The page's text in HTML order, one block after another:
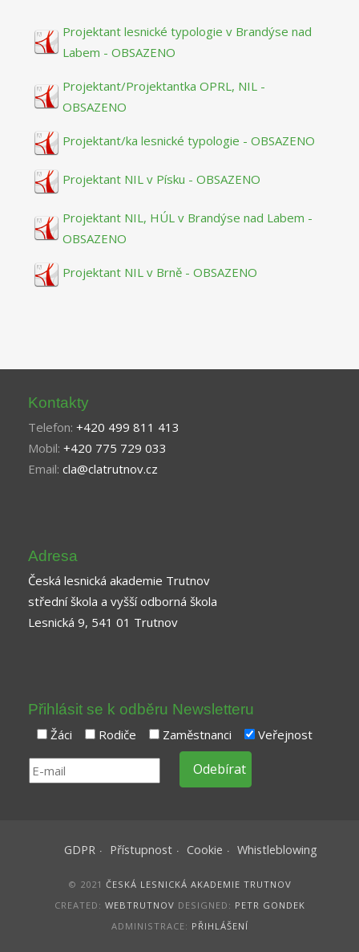
Projektant lesnické typologie v Brandýse nad
Labem - OBSAZENO
Projektant/Projektantka OPRL, NIL -
OBSAZENO
Projektant/ka lesnické typologie - OBSAZENO
Projektant NIL v Písku - OBSAZENO
Projektant NIL, HÚL v Brandýse nad Labem -
OBSAZENO
Projektant NIL v Brně - OBSAZENO
Kontakty
Telefon: +420 499 811 413
Mobil: +420 775 729 033
Email: cla@clatrutnov.cz
Adresa
Česká lesnická akademie Trutnov
střední škola a vyšší odborná škola
Lesnická 9, 541 01 Trutnov
Přihlásit se k odběru Newsletteru
Žáci Rodiče Zaměstnanci Veřejnost
GDPR Přístupnost Cookie Whistleblowing
© 2021 ČESKÁ LESNICKÁ AKADEMIE TRUTNOV
CREATED: WEBTRUTNOV DESIGNED: PETR GONDEK
ADMINISTRACE: PŘIHLÁŠENÍ